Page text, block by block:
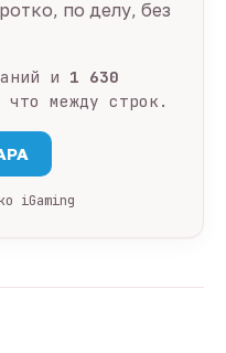
по делу, без
и 1 630
между строк.
iGaming